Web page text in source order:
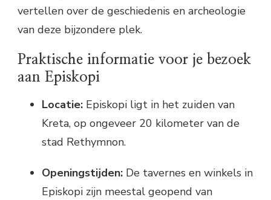
vertellen over de geschiedenis en archeologie
van deze bijzondere plek.
Praktische informatie voor je bezoek
aan Episkopi
Locatie: Episkopi ligt in het zuiden van
Kreta, op ongeveer 20 kilometer van de
stad Rethymnon.
Openingstijden: De tavernes en winkels in
Episkopi zijn meestal geopend van